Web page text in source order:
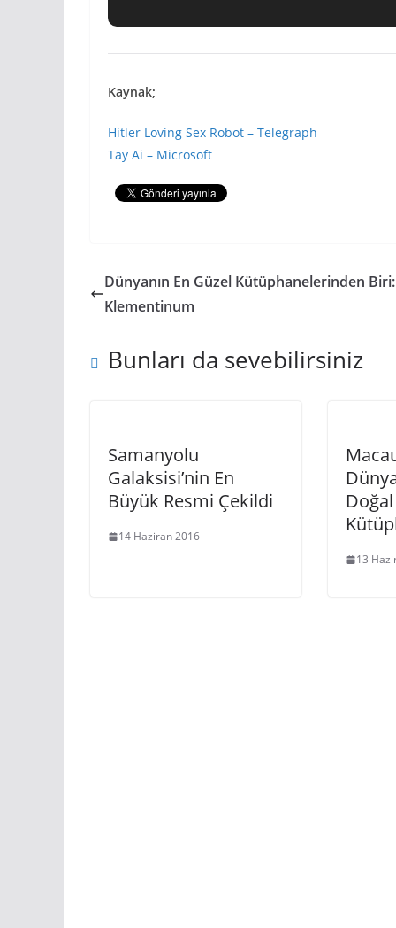
Kaynak;
Hitler Loving Sex Robot – Telegraph
Tay Ai – Microsoft
Dünyanın En Güzel Kütüphanelerinden Biri:
Klementinum
Bunları da sevebilirsiniz
Samanyolu
Galaksisi’nin En
Büyük Resmi Çekildi
14 Haziran 2016
13